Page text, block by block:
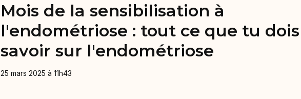
Mois de la sensibilisation à
l'endométriose : tout ce que tu dois
savoir sur l'endométriose
25 mars 2025 à 11h43